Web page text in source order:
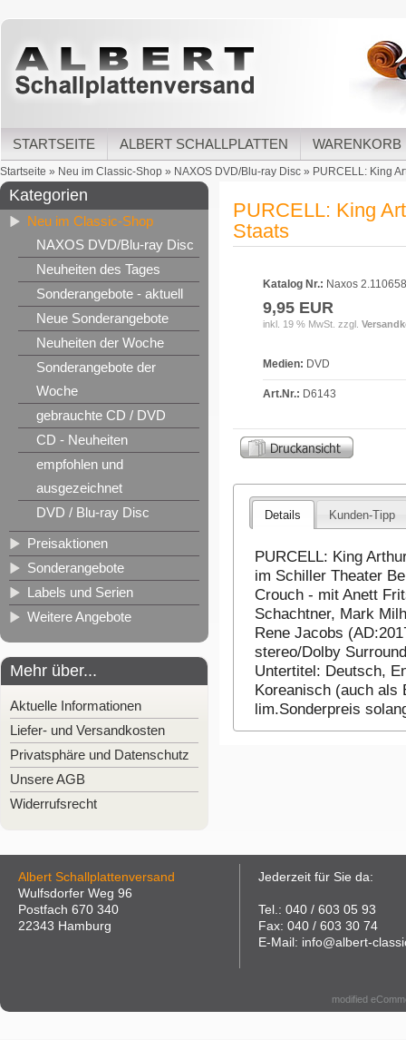
STARTSEITE ALBERT SCHALLPLATTEN WARENKORB
Startseite » Neu im Classic-Shop » NAXOS DVD/Blu-ray Disc » PURCELL: King
Kategorien
Neu im Classic-Shop
NAXOS DVD/Blu-ray Disc
Neuheiten des Tages
Sonderangebote - aktuell
Neue Sonderangebote
Neuheiten der Woche
Sonderangebote der
Woche
gebrauchte CD / DVD
CD - Neuheiten
empfohlen und
ausgezeichnet
DVD / Blu-ray Disc
Preisaktionen
Sonderangebote
Labels und Serien
Weitere Angebote
Mehr über...
Aktuelle Informationen
Liefer- und Versandkosten
Privatsphäre und Datenschutz
Unsere AGB
Widerrufsrecht
PURCELL: King
Staats
Katalog Nr.: Naxos 2.110658
9,95 EUR
inkl. 19 % MwSt. zzgl.
Medien: DVD
Art.Nr.: D6143
Details Kunden-Tipp
PURCELL: King
im Schiller Theater
Crouch - mit Anett
Schachtner, Mark
Rene Jacobs
stereo/Dolby
Untertitel: Deutsch,
Koreanisch (auch als
lim.Sonderpreis
Albert Schallplattenversand
Wulfsdorfer Weg 96
Postfach 670 340
22343 Hamburg
Jederzeit für Sie da:
Tel.: 040 / 603 05 93
Fax: 040 / 603 30 74
E-Mail: info@albert-
modified